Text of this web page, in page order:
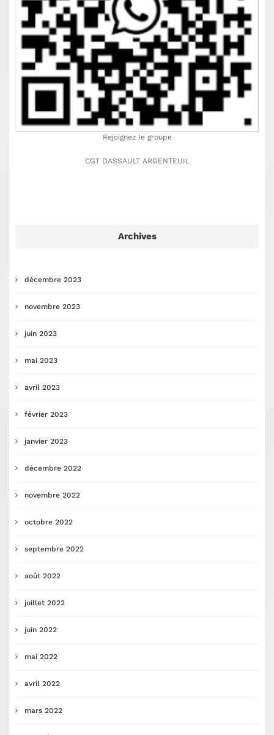
Rejoignez le groupe
CGT DASSAULT ARGENTEUIL
Archives
décembre 2023
novembre 2023
juin 2023
mai 2023
avril 2023
février 2023
janvier 2023
décembre 2022
novembre 2022
octobre 2022
septembre 2022
août 2022
juillet 2022
juin 2022
mai 2022
avril 2022
mars 2022